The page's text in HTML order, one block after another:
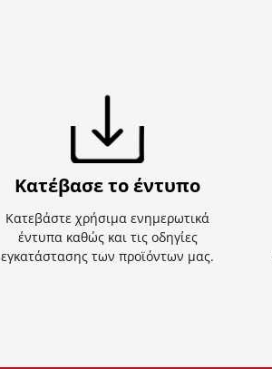
Κατέβασε το έντυπο
Κατεβάστε χρήσιμα ενημερωτικά
έντυπα καθώς και τις οδηγίες
εγκατάστασης των προϊόντων μας.